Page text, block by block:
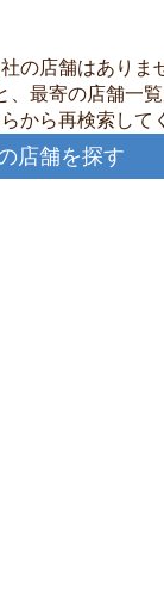
の店舗はありま
最寄の店舗一覧
から再検索して
店舗を探す